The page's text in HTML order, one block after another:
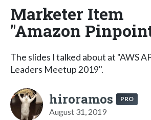
Marketer Item
"Amazon
The slides I talked about at "AWS
Leaders Meetup 2019".
hiroramos PRO
August 31, 2019